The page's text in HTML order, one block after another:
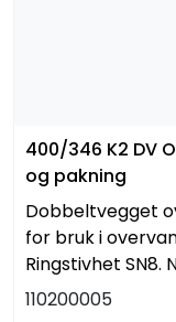
400/346 K2 DV
og pakning
Dobbeltvegget
for bruk i
Ringstivhet SN8.
110200005